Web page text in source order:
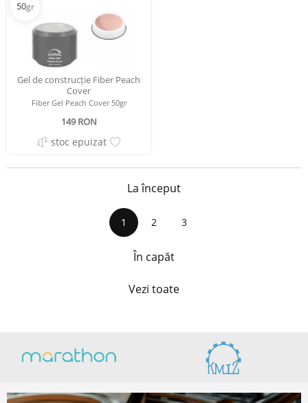
50gr
Gel de construcție Fiber Peach
Cover
Fiber Gel Peach Cover 50gr
149 RON
stoc epuizat
La început
1 2 3
În capăt
Vezi toate